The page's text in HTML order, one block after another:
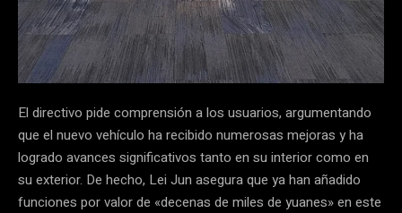
El directivo pide comprensión a los usuarios, argumentando
que el nuevo vehículo ha recibido numerosas mejoras y ha
logrado avances significativos tanto en su interior como en
su exterior. De hecho, Lei Jun asegura que ya han añadido
funciones por valor de «decenas de miles de yuanes» en este